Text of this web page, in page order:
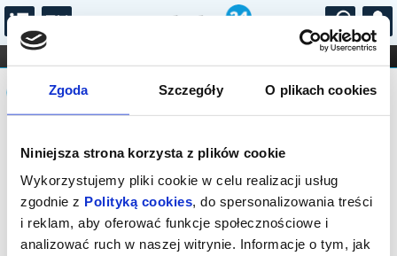
Zgoda Szczegóły O plikach cookies
Niniejsza strona korzysta z plików cookie
Wykorzystujemy pliki cookie w celu realizacji usług
zgodnie z Polityką cookies, do spersonalizowania treści
i reklam, aby oferować funkcje społecznościowe i
analizować ruch w naszej witrynie. Informacje o tym, jak
...
FILHARMONIA OPERA I BALET
STAND-UP
DLA DZIECI
Komunikat
Sprzedaż online na wydarzenie została
zakończona, zapytaj o dostępność
biletów w kasie.